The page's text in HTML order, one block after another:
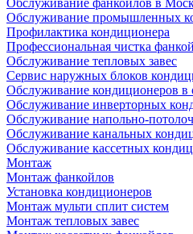
Обслуживание фанкойлов в
Обслуживание промышленных
Профилактика кондиционера
Профессиональная чистка
Обслуживание тепловых завес
Сервис наружных блоков
Обслуживание кондиционеров в
Обслуживание инверторных
Обслуживание напольно-
Обслуживание канальных
Обслуживание кассетных
Монтаж
Монтаж фанкойлов
Установка кондиционеров
Монтаж мульти сплит систем
Монтаж тепловых завес